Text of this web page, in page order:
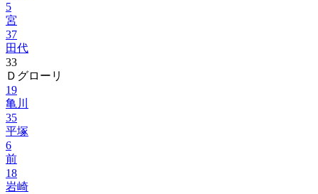
5
宮
37
田代
33
Ｄグローリ
19
亀川
35
平塚
6
前
18
岩崎